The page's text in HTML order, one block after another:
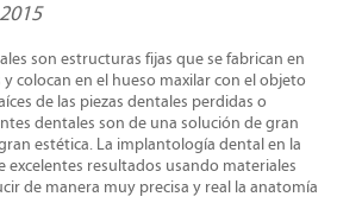
son estructuras fijas que se fabrican en
colocan en el hueso maxilar con el objeto
de las piezas dentales perdidas o
dentales son de una solución de gran
estética. La implantología dental en la
excelentes resultados usando materiales
de manera muy precisa y real la anatomía